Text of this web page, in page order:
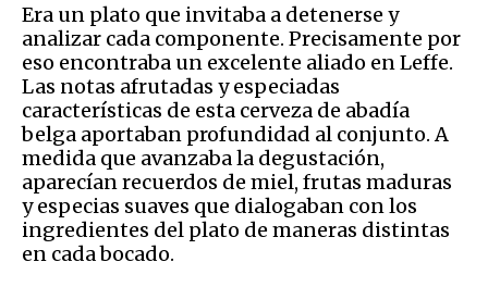
Era un plato que invitaba a detenerse y
analizar cada componente. Precisamente por
eso encontraba un excelente aliado en Leffe.
Las notas afrutadas y especiadas
características de esta cerveza de abadía
belga aportaban profundidad al conjunto. A
medida que avanzaba la degustación,
aparecían recuerdos de miel, frutas maduras
y especias suaves que dialogaban con los
ingredientes del plato de maneras distintas
en cada bocado.